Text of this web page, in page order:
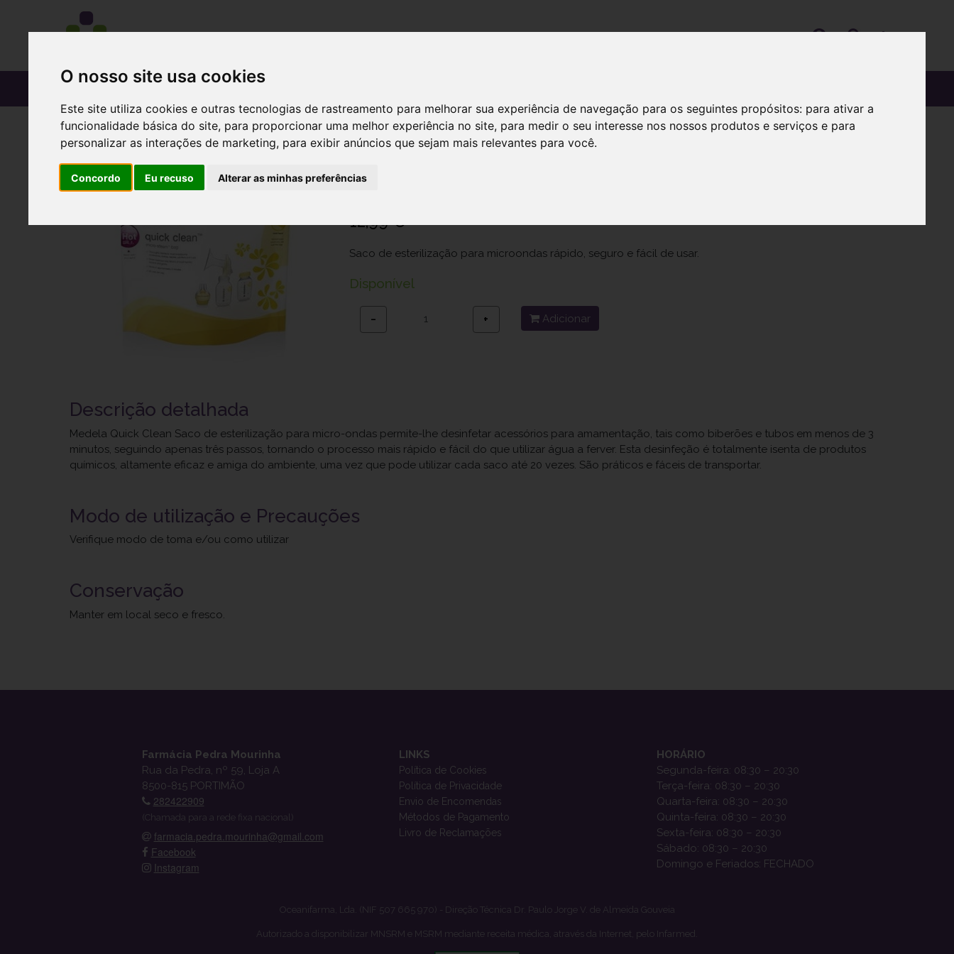
O nosso site usa cookies
Este site utiliza cookies e outras tecnologias de rastreamento para melhorar sua experiência de navegação para os seguintes propósitos: para ativar a
funcionalidade básica do site, para proporcionar uma melhor experiência no site, para medir o seu interesse nos nossos produtos e serviços e para
personalizar as interações de marketing, para exibir anúncios que sejam mais relevantes para você.
Concordo Eu recuso Alterar as minhas preferências
Medela Quick Clea Saco Esteril Microond X 5
12,99 €
Saco de esterilização para microondas rápido, seguro e fácil de usar.
Disponível
− + Adicionar
Descrição detalhada
Medela Quick Clean Saco de esterilização para micro-ondas permite-lhe desinfetar acessórios para amamentação, tais como biberões e tubos em menos de 3
minutos, seguindo apenas três passos, tornando o processo mais rápido e fácil do que utilizar água a ferver. Esta desinfeção é totalmente isenta de produtos
químicos, altamente eficaz e amiga do ambiente, uma vez que pode utilizar cada saco até 20 vezes. São práticos e fáceis de transportar.
Modo de utilização e Precauções
Verifique modo de toma e/ou como utilizar
Conservação
Manter em local seco e fresco.
Farmácia Pedra Mourinha
Rua da Pedra, nº 59, Loja A
8500-815 PORTIMÃO
282422909
(Chamada para a rede fixa nacional)
farmacia.pedra.mourinha@gmail.com
Facebook
Instagram
LINKS
Política de Cookies
Política de Privacidade
Envio de Encomendas
Métodos de Pagamento
Livro de Reclamações
HORÁRIO
Segunda-feira: 08:30 – 20:30
Terça-feira: 08:30 – 20:30
Quarta-feira: 08:30 – 20:30
Quinta-feira: 08:30 – 20:30
Sexta-feira: 08:30 – 20:30
Sábado: 08:30 – 20:30
Domingo e Feriados: FECHADO
Oceanifarma, Lda. (NIF 507 665 970) - Direção Técnica Dr. Paulo Jorge V. de Almeida Gouveia
Autorizado a disponibilizar MNSRM e MSRM mediante receita médica, através da Internet, pelo Infarmed.